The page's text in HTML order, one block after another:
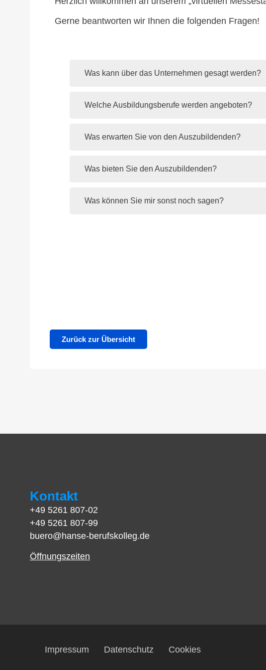
Gerne beantworten wir Ihnen die folgenden Fragen!
Was kann über das Unternehmen gesagt werden?
Welche Ausbildungsberufe werden angeboten?
Was erwarten Sie von den Auszubildenden?
Was bieten Sie den Auszubildenden?
Was können Sie mir sonst noch sagen?
Zurück zur Übersicht
Kontakt
+49 5261 807-02
+49 5261 807-99
buero@hanse-berufskolleg.de
Öffnungszeiten
Impressum Datenschutz Cookies